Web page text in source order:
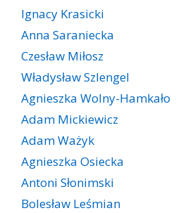
Ignacy Krasicki
Anna Saraniecka
Czesław Miłosz
Władysław Szlengel
Agnieszka Wolny-Hamkało
Adam Mickiewicz
Adam Ważyk
Agnieszka Osiecka
Antoni Słonimski
Bolesław Leśmian